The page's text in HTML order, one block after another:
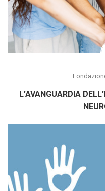
L’AVANGUARDIA